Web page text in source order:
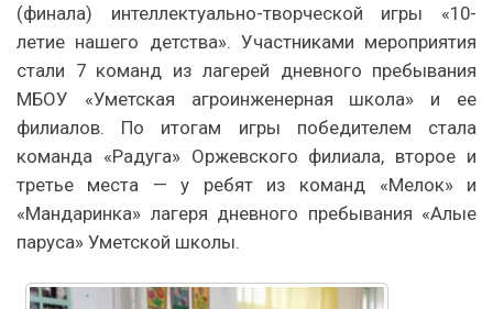
(финала) интеллектуально-творческой игры «10-
летие нашего детства». Участниками мероприятия
стали 7 команд из лагерей дневного пребывания
МБОУ «Уметская агроинженерная школа» и ее
филиалов. По итогам игры победителем стала
команда «Радуга» Оржевского филиала, второе и
третье места — у ребят из команд «Мелок» и
«Мандаринка» лагеря дневного пребывания «Алые
паруса» Уметской школы.